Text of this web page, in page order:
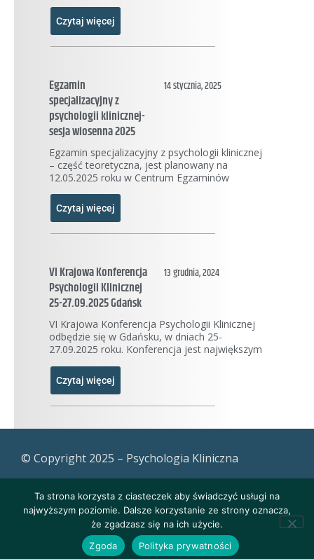
Czytaj więcej
Egzamin
specjalizacyjny z
psychologii klinicznej-
sesja wiosenna 2025
14 stycznia, 2025
Egzamin specjalizacyjny z psychologii klinicznej
– część teoretyczna, jest planowany na
12.05.2025 roku w Centrum Egzaminów
Czytaj więcej
VI Krajowa Konferencja
Psychologii Klinicznej
25-27.09.2025 Gdańsk
13 grudnia, 2024
VI Krajowa Konferencja Psychologii Klinicznej
odbędzie się w Gdańsku, w dniach 25-
27.09.2025 roku. Konferencja jest największym
Czytaj więcej
© Copyright 2025 – Psychologia Kliniczna
Ta strona korzysta z ciasteczek aby świadczyć usługi na
najwyższym poziomie. Dalsze korzystanie ze strony oznacza,
że zgadzasz się na ich użycie.
Zgoda
Polityka prywatności